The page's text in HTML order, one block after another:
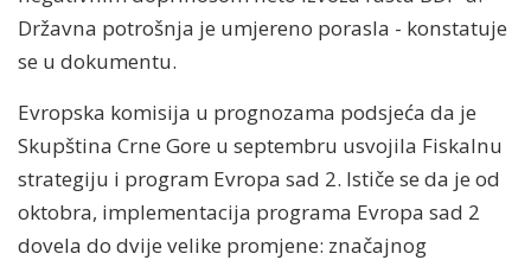
Državna potrošnja je umjereno porasla - konstatuje
se u dokumentu.
Evropska komisija u prognozama podsjeća da je
Skupština Crne Gore u septembru usvojila Fiskalnu
strategiju i program Evropa sad 2. Ističe se da je od
oktobra, implementacija programa Evropa sad 2
dovela do dvije velike promjene: značajnog